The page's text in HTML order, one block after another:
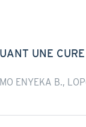
UNE
ENYEKA B.,